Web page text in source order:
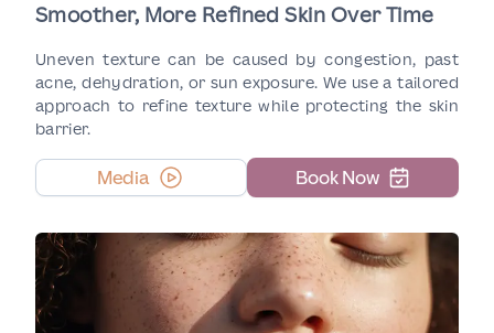
Smoother, More Refined Skin Over Time
Uneven texture can be caused by congestion, past
acne, dehydration, or sun exposure. We use a tailored
approach to refine texture while protecting the skin
barrier.
Book Now
Media